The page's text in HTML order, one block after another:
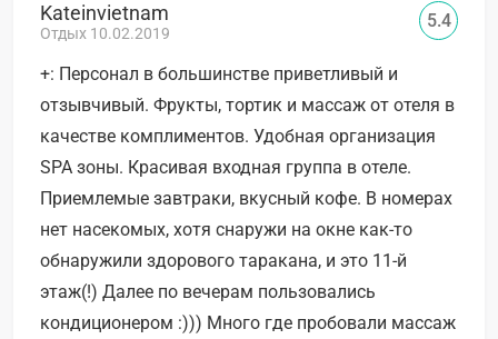
Kateinvietnam
Отдых 10.02.2019
+: Персонал в большинстве приветливый и
отзывчивый. Фрукты, тортик и массаж от отеля в
качестве комплиментов. Удобная организация
SPA зоны. Красивая входная группа в отеле.
Приемлемые завтраки, вкусный кофе. В номерах
нет насекомых, хотя снаружи на окне как-то
обнаружили здорового таракана, и это 11-й
этаж(!) Далее по вечерам пользовались
кондиционером :))) Много где пробовали массаж
5.4